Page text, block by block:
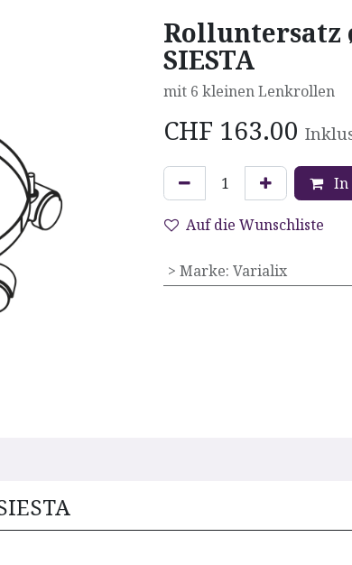
Rolluntersatz
SIESTA
mit 6 kleinen Lenkrollen
CHF 163.00
In
Auf die Wunschliste
> Marke: Varialix